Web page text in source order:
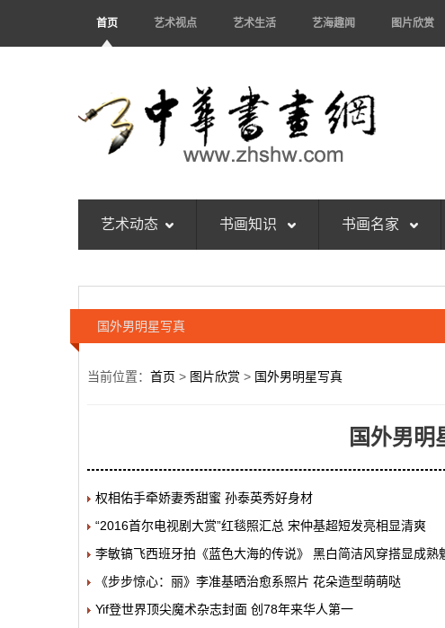
首页 艺术视点 艺术生活 艺海趣闻 图片欣赏
艺术动态 书画知识 书画名家
国外男明星写真
当前位置： 首页 > 图片欣赏 > 国外男明星写真
国外男明
权相佑手牵娇妻秀甜蜜 孙泰英秀好身材
“2016首尔电视剧大赏”红毯照汇总 宋仲基超短发亮相显清爽
李敏镐飞西班牙拍《蓝色大海的传说》 黑白简洁风穿搭显成熟
《步步惊心：丽》李准基晒治愈系照片 花朵造型萌萌哒
Yif登世界顶尖魔术杂志封面 创78年来华人第一